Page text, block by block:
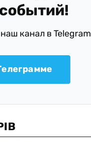
канал в Telegram